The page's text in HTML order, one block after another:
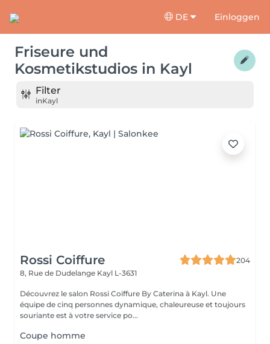
DE Einloggen
Friseure und
Kosmetikstudios in Kayl
Filter
inKayl
Rossi Coiffure
204
8, Rue de Dudelange Kayl L-3631
Découvrez le salon Rossi Coiffure By Caterina à Kayl. Une
équipe de cinq personnes dynamique, chaleureuse et toujours
souriante est à votre service po...
Coupe homme